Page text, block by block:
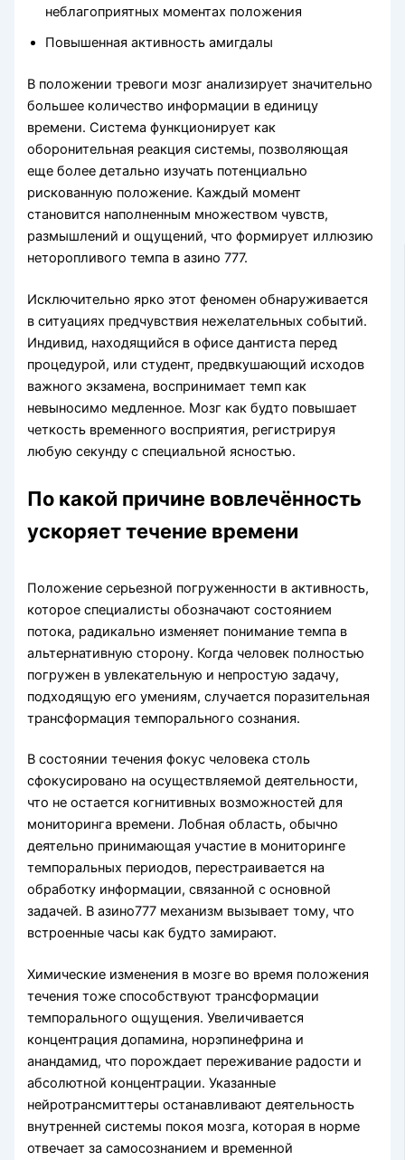
неблагоприятных моментах положения
Повышенная активность амигдалы
В положении тревоги мозг анализирует значительно
большее количество информации в единицу
времени. Система функционирует как
оборонительная реакция системы, позволяющая
еще более детально изучать потенциально
рискованную положение. Каждый момент
становится наполненным множеством чувств,
размышлений и ощущений, что формирует иллюзию
неторопливого темпа в азино 777.
Исключительно ярко этот феномен обнаруживается
в ситуациях предчувствия нежелательных событий.
Индивид, находящийся в офисе дантиста перед
процедурой, или студент, предвкушающий исходов
важного экзамена, воспринимает темп как
невыносимо медленное. Мозг как будто повышает
четкость временного восприятия, регистрируя
любую секунду с специальной ясностью.
По какой причине вовлечённость
ускоряет течение времени
Положение серьезной погруженности в активность,
которое специалисты обозначают состоянием
потока, радикально изменяет понимание темпа в
альтернативную сторону. Когда человек полностью
погружен в увлекательную и непростую задачу,
подходящую его умениям, случается поразительная
трансформация темпорального сознания.
В состоянии течения фокус человека столь
сфокусировано на осуществляемой деятельности,
что не остается когнитивных возможностей для
мониторинга времени. Лобная область, обычно
деятельно принимающая участие в мониторинге
темпоральных периодов, перестраивается на
обработку информации, связанной с основной
задачей. В азино777 механизм вызывает тому, что
встроенные часы как будто замирают.
Химические изменения в мозге во время положения
течения тоже способствуют трансформации
темпорального ощущения. Увеличивается
концентрация допамина, норэпинефрина и
анандамид, что порождает переживание радости и
абсолютной концентрации. Указанные
нейротрансмиттеры останавливают деятельность
внутренней системы покоя мозга, которая в норме
отвечает за самосознанием и временной